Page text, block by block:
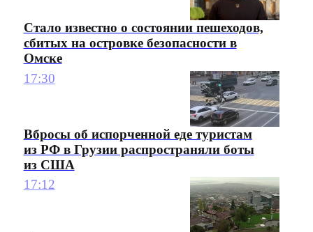
Стало известно о состоянии пешеходов,
сбитых на островке безопасности в
Омске
17:30
Вбросы об испорченной еде туристам
из РФ в Грузии распространяли боты
из США
17:12